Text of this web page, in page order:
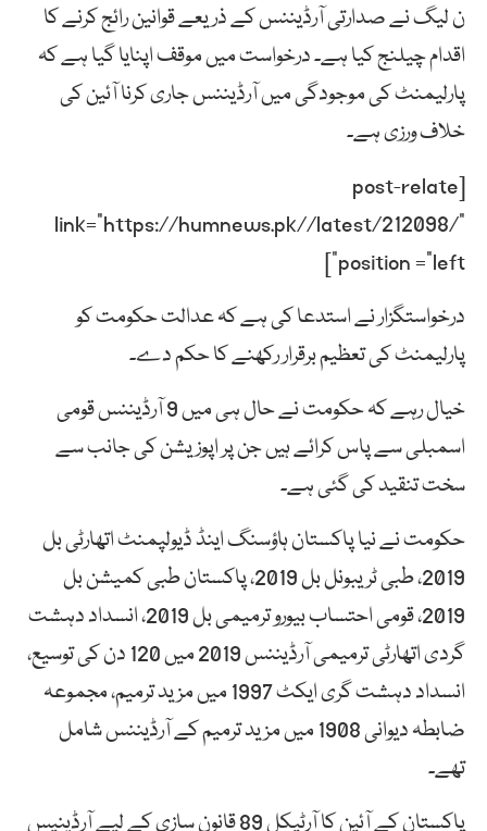
ن لیگ نے صدارتی آرڈیننس کے ذریعے قوانین رائج کرنے کا
اقدام چیلنج کیا ہے۔ درخواست میں موقف اپنایا گیا ہے کہ
پارلیمنٹ کی موجودگی میں آرڈیننس جاری کرنا آئین کی
خلاف ورزی ہے۔
[post-relate
link=”https://humnews.pk//latest/212098/”
position =”left”]
درخواستگزار نے استدعا کی ہے کہ عدالت حکومت کو
پارلیمنٹ کی تعظیم برقرار رکھنے کا حکم دے۔
خیال رہے کہ حکومت نے حال ہی میں 9 آرڈیننس قومی
اسمبلی سے پاس کرائے ہیں جن پر اپوزیشن کی جانب سے
سخت تنقید کی گئی ہے۔
حکومت نے نیا پاکستان ہاؤسنگ اینڈ ڈیولپمنٹ اتھارٹی بل
2019، طبی ٹریبونل بل 2019، پاکستان طبی کمیشن بل
2019، قومی احتساب بیورو ترمیمی بل 2019، انسداد دہشت
گردی اتھارٹی ترمیمی آرڈیننس 2019 میں 120 دن کی توسیع،
انسداد دہشت گری ایکٹ 1997 میں مزید ترمیم، مجموعہ
ضابطہ دیوانی 1908 میں مزید ترمیم کے آرڈیننس شامل
تھے۔
پاکستان کے آئین کا آرٹیکل 89 قانون سازی کے لیے آرڈینیس